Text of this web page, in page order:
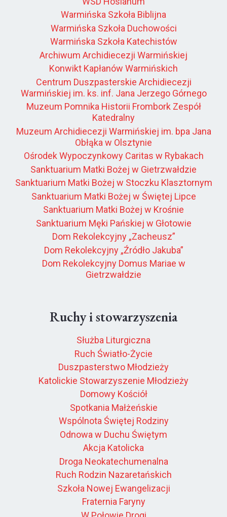
Warmińska Szkoła Biblijna
Warmińska Szkoła Duchowości
Warmińska Szkoła Katechistów
Archiwum Archidiecezji Warmińskiej
Konwikt Kapłanów Warmińskich
Centrum Duszpasterskie Archidiecezji
Warmińskiej im. ks. inf. Jana Jerzego Górnego
Muzeum Pomnika Historii Frombork Zespół
Katedralny
Muzeum Archidiecezji Warmińskiej im. bpa Jana
Obłąka w Olsztynie
Ośrodek Wypoczynkowy Caritas w Rybakach
Sanktuarium Matki Bożej w Gietrzwałdzie
Sanktuarium Matki Bożej w Stoczku Klasztornym
Sanktuarium Matki Bożej w Świętej Lipce
Sanktuarium Matki Bożej w Krośnie
Sanktuarium Męki Pańskiej w Głotowie
Dom Rekolekcyjny „Zacheusz”
Dom Rekolekcyjny „Źródło Jakuba”
Dom Rekolekcyjny Domus Mariae w
Gietrzwałdzie
Ruchy i stowarzyszenia
Służba Liturgiczna
Ruch Światło-Życie
Duszpasterstwo Młodzieży
Katolickie Stowarzyszenie Młodzieży
Domowy Kościół
Spotkania Małżeńskie
Wspólnota Świętej Rodziny
Odnowa w Duchu Świętym
Akcja Katolicka
Droga Neokatechumenalna
Ruch Rodzin Nazaretańskich
Szkoła Nowej Ewangelizacji
Fraternia Faryny